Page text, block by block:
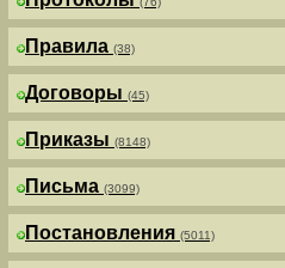
Правила (38)
Договоры (45)
Приказы (8148)
Письма (3099)
Постановления (5011)